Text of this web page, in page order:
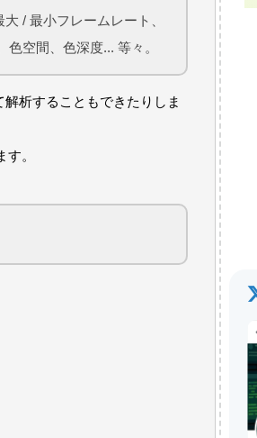
/ 最小フレームレート、
空間、色深度... 等々。
析することもできたりしま
。